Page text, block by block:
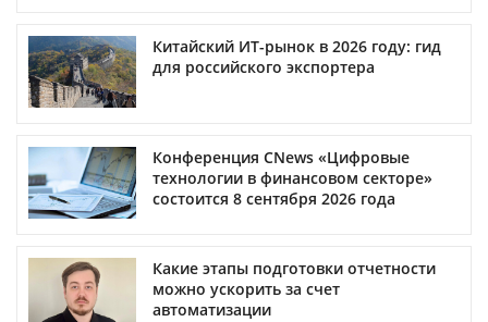
Китайский ИТ-рынок в 2026 году: гид
для российского экспортера
Конференция CNews «Цифровые
технологии в финансовом секторе»
состоится 8 сентября 2026 года
Какие этапы подготовки отчетности
можно ускорить за счет
автоматизации